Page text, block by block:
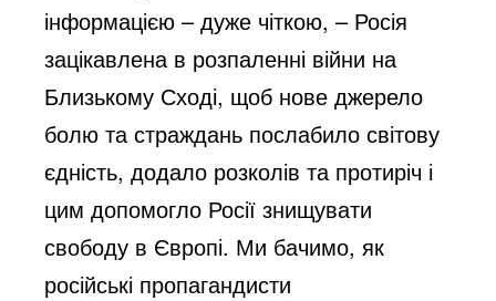
e
o
інформацією – дуже чіткою, – Росія
зацікавлена в розпаленні війни на
Близькому Сході, щоб нове джерело
болю та страждань послабило світову
єдність, додало розколів та протиріч і
цим допомогло Росії знищувати
свободу в Європі. Ми бачимо, як
російські пропагандисти